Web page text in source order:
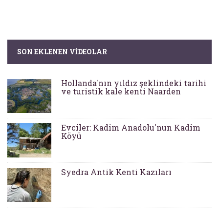
SON EKLENEN VIDEOLAR
Hollanda'nın yıldız şeklindeki tarihi
ve turistik kale kenti Naarden
Evciler: Kadim Anadolu'nun Kadim
Köyü
Syedra Antik Kenti Kazıları